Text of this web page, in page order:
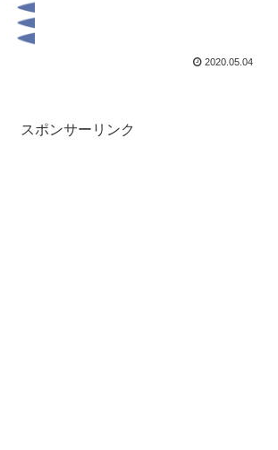
2020.05.04
スポンサーリンク